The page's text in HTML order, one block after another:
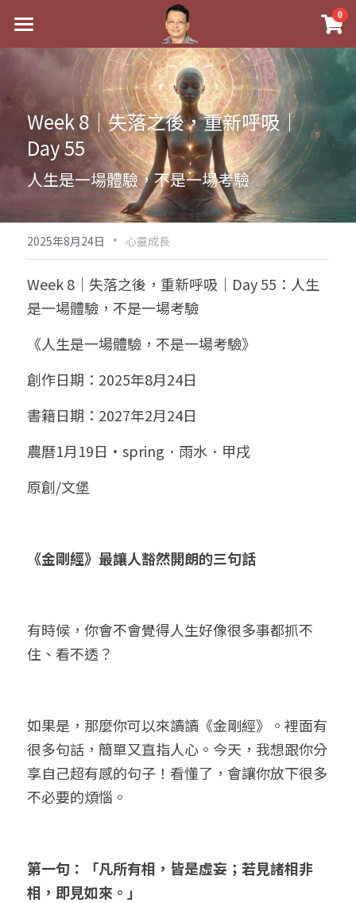
0
最新消息
關於我
實體經營
祖傳命理
手工印鑑
課程介紹
五行八字學
後天派陽宅
Blog
黃金會員專區
八字雜記
心靈成長
人氣最高
站長精選
臉書生活
好書推廌
試閱專區
Podcast聽書
團隊訓練營
八字視頻
陽宅視頻
線上直播
自我挑戰
線上學苑
八字初階班1
八字初階班2
八字進階班
八字中階班
八字高階班
五人實戰班
五行計算高階班
命理商城
八字完整班
《十神高階實戰錄》完整典藏版
科學八字推理PDF
八字批命
小兒命名
我的著作
科學八字推理1
科學八字推理2
科學八字推理3
科學八字輕鬆學
與我預約
批命預約
上課預約
常見問題
登錄 / 註冊
support@p8zicourse.com
五行八字線上班
Week 8｜失落之後，重新呼吸｜
Day 55
人生是一場體驗，不是一場考驗
2025年8月24日 · 心靈成長
Week 8｜失落之後，重新呼吸｜Day 55：人生
是一場體驗，不是一場考驗
《人生是一場體驗，不是一場考驗》
創作日期：2025年8月24日
書籍日期：2027年2月24日
農曆1月19日・spring．雨水．甲戌
原創/文堡
《金剛經》最讓人豁然開朗的三句話
有時候，你會不會覺得人生好像很多事都抓不
住、看不透？
如果是，那麼你可以來讀讀《金剛經》。裡面有
很多句話，簡單又直指人心。今天，我想跟你分
享自己超有感的句子！看懂了，會讓你放下很多
不必要的煩惱。
第一句：「凡所有相，皆是虛妄；若見諸相非
相，即見如來。」
×
商品分類
八字線上完整班
科學八字推理PDF
《十神高階實戰錄》完整典藏版
1美元超值PDF
Podcast聽書
八字線上批命
小兒命名